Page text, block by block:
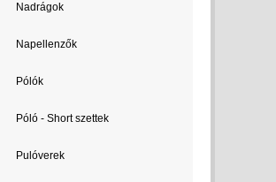
Nadrágok
Napellenzők
Pólók
Póló - Short szettek
Pulóverek